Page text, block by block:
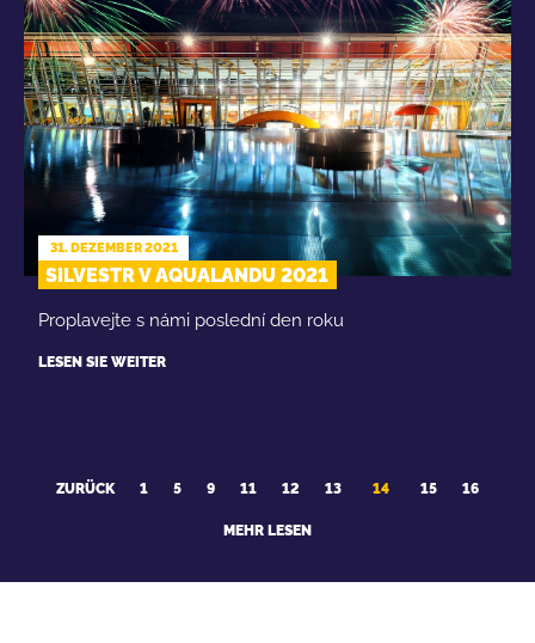
31. DEZEMBER 2021
SILVESTR V AQUALANDU 2021
Proplavejte s námi poslední den roku
LESEN SIE WEITER
ZURÜCK 1 5 9 11 12 13 14 15 16
MEHR LESEN